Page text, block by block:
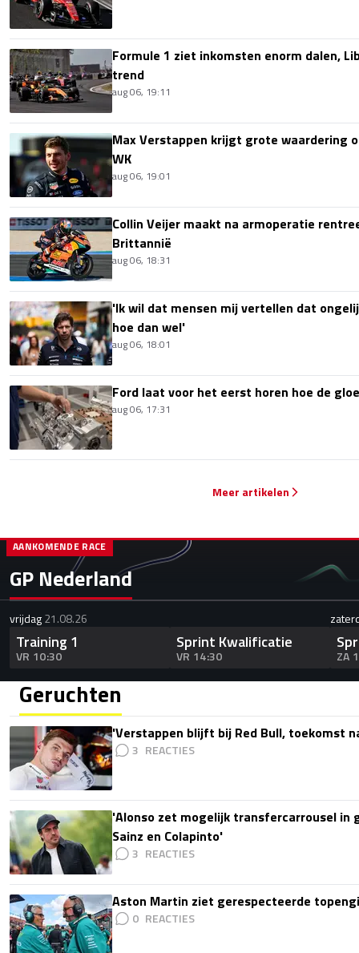
Formule 1 ziet inkomsten enorm dalen,
trend
aug 06, 19:11
Max Verstappen krijgt grote waardering
WK
aug 06, 19:01
Collin Veijer maakt na armoperatie
Brittannië
aug 06, 18:31
'Ik wil dat mensen mij vertellen dat
hoe dan wel'
aug 06, 18:01
Ford laat voor het eerst horen hoe de
aug 06, 17:31
Meer artikelen
GP Nederland
AANKOMENDE RACE
vrijdag21.08.26
Training 1
VR 10:30
Sprint Kwalificatie
VR 14:30 ZA
Geruchten
'Verstappen blijft bij Red Bull, toekomst
3
'Alonso zet mogelijk transfercarrousel in
Sainz en Colapinto'
3
Aston Martin ziet gerespecteerde
0